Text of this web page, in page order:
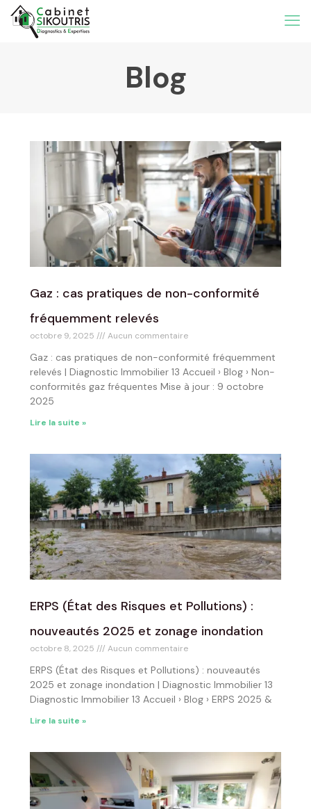
Blog
Gaz : cas pratiques de non-conformité
fréquemment relevés
octobre 9, 2025 Aucun commentaire
Gaz : cas pratiques de non-conformité fréquemment
relevés | Diagnostic Immobilier 13 Accueil › Blog › Non-
conformités gaz fréquentes Mise à jour : 9 octobre
2025
Lire la suite »
ERPS (État des Risques et Pollutions) :
nouveautés 2025 et zonage inondation
octobre 8, 2025 Aucun commentaire
ERPS (État des Risques et Pollutions) : nouveautés
2025 et zonage inondation | Diagnostic Immobilier 13
Diagnostic Immobilier 13 Accueil › Blog › ERPS 2025 &
Lire la suite »